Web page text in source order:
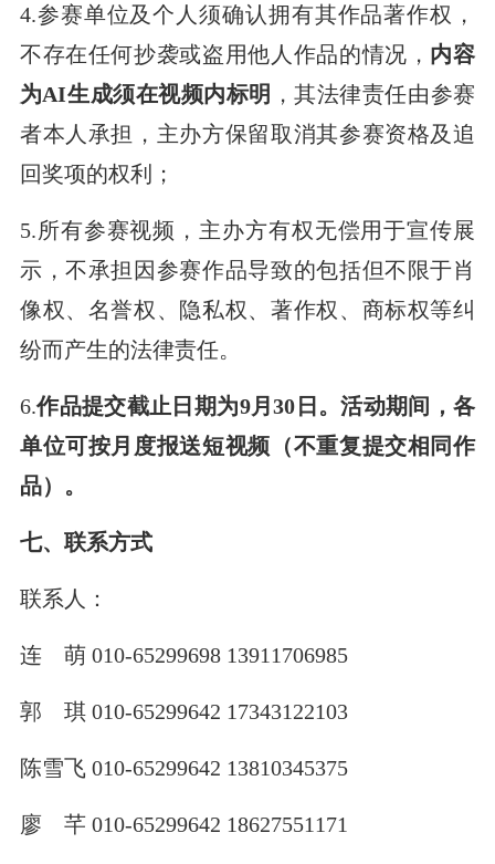
4.参赛单位及个人须确认拥有其作品著作权，
不存在任何抄袭或盗用他人作品的情况， 内容
为AI生成须在视频内标明 ，其法律责任由参赛
者本人承担，主办方保留取消其参赛资格及追
回奖项的权利；
5.所有参赛视频，主办方有权无偿用于宣传展
示，不承担因参赛作品导致的包括但不限于肖
像权、名誉权、隐私权、著作权、商标权等纠
纷而产生的法律责任。
6.作品提交截止日期为9月30日。活动期间，各
单位可按月度报送短视频（不重复提交相同作
品）。
七、联系方式
联系人：
连 萌 010-65299698 13911706985
郭 琪 010-65299642 17343122103
陈雪飞 010-65299642 13810345375
廖 芊 010-65299642 18627551171